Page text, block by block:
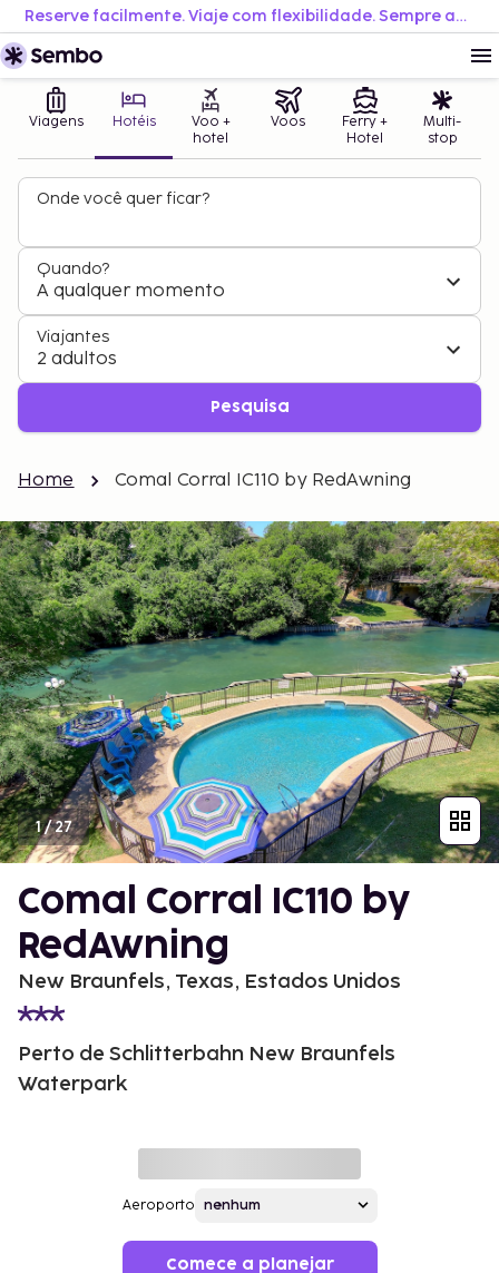
Reserve facilmente. Viaje com flexibilidade. Sempre ao melhor preço.
Viagens Hotéis
Voo +
hotel
Voos
Ferry +
Hotel
Multi-
stop
Onde você quer ficar?
Quando?
A qualquer momento
Viajantes
2 adultos
Pesquisa
Home Comal Corral IC110 by RedAwning
1/27
Comal Corral IC110 by
RedAwning
New Braunfels, Texas, Estados Unidos
Perto de Schlitterbahn New Braunfels
Waterpark
Aeroporto
Comece a planejar